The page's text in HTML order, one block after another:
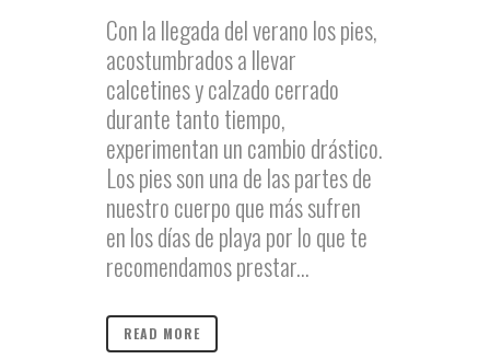
Con la llegada del verano los pies,
acostumbrados a llevar
calcetines y calzado cerrado
durante tanto tiempo,
experimentan un cambio drástico.
Los pies son una de las partes de
nuestro cuerpo que más sufren
en los días de playa por lo que te
recomendamos prestar...
READ MORE